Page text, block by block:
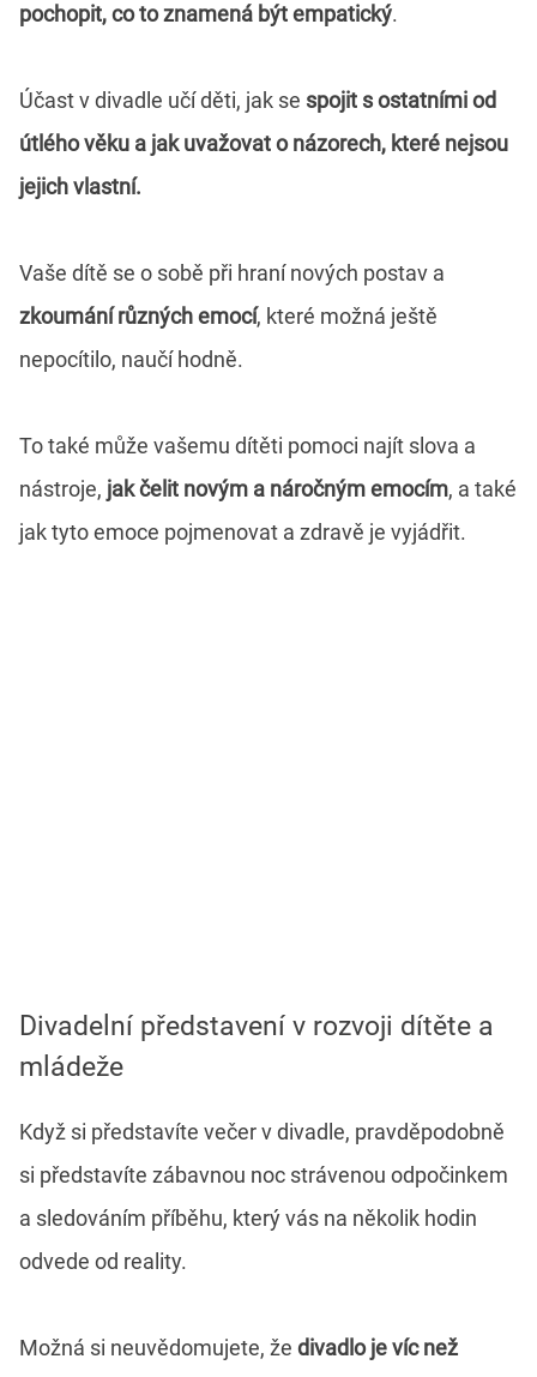
pochopit, co to znamená být empatický.
Účast v divadle učí děti, jak se spojit s ostatními od
útlého věku a jak uvažovat o názorech, které nejsou
jejich vlastní.
Vaše dítě se o sobě při hraní nových postav a
zkoumání různých emocí, které možná ještě
nepocítilo, naučí hodně.
To také může vašemu dítěti pomoci najít slova a
nástroje, jak čelit novým a náročným emocím, a také
jak tyto emoce pojmenovat a zdravě je vyjádřit.
Divadelní představení v rozvoji dítěte a
mládeže
Když si představíte večer v divadle, pravděpodobně
si představíte zábavnou noc strávenou odpočinkem
a sledováním příběhu, který vás na několik hodin
odvede od reality.
Možná si neuvědomujete, že divadlo je víc než